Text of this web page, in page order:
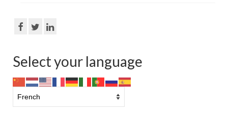
Espace Membres
Témoignages
Nos publications
Accès Conseil d’administration
Select your language